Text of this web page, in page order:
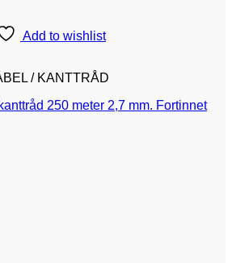
Add to wishlist
/ KANTTRÅD
250 meter 2,7 mm. Fortinnet